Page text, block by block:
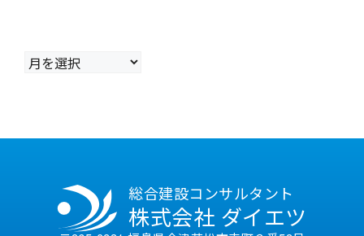
ア
総合建設コンサルタント
株式会社 ダイエツ